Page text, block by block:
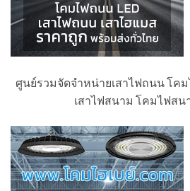
ศูนย์รวมจัดจำหน่ายเสาไฟถนน โคม
เสาไฟสนาม โคมไฟสน